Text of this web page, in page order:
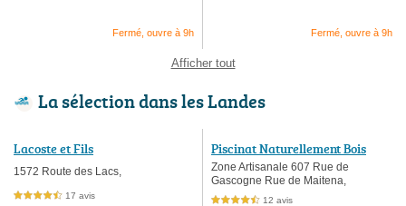
Fermé, ouvre à 9h Fermé, ouvre à 9h
Afficher tout
La sélection dans les Landes
Lacoste et Fils
1572 Route des Lacs,
4,5 étoiles sur 5 17 avis
Piscinat Naturellement Bois
Zone Artisanale 607 Rue de
Gascogne Rue de Maitena,
4,5 étoiles sur 5 12 avis